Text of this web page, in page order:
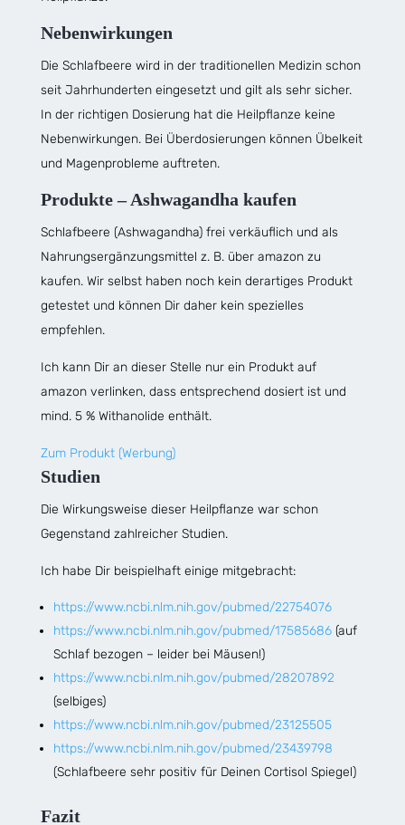
Nebenwirkungen
Die Schlafbeere wird in der traditionellen Medizin schon
seit Jahrhunderten eingesetzt und gilt als sehr sicher.
In der richtigen Dosierung hat die Heilpflanze keine
Nebenwirkungen. Bei Überdosierungen können Übelkeit
und Magenprobleme auftreten.
Produkte – Ashwagandha kaufen
Schlafbeere (Ashwagandha) frei verkäuflich und als
Nahrungsergänzungsmittel z. B. über amazon zu
kaufen. Wir selbst haben noch kein derartiges Produkt
getestet und können Dir daher kein spezielles
empfehlen.
Ich kann Dir an dieser Stelle nur ein Produkt auf
amazon verlinken, dass entsprechend dosiert ist und
mind. 5 % Withanolide enthält.
Zum Produkt (Werbung)
Studien
Die Wirkungsweise dieser Heilpflanze war schon
Gegenstand zahlreicher Studien.
Ich habe Dir beispielhaft einige mitgebracht:
https://www.ncbi.nlm.nih.gov/pubmed/22754076
https://www.ncbi.nlm.nih.gov/pubmed/17585686(auf
Schlaf bezogen – leider bei Mäusen!)
https://www.ncbi.nlm.nih.gov/pubmed/28207892
(selbiges)
https://www.ncbi.nlm.nih.gov/pubmed/23125505
https://www.ncbi.nlm.nih.gov/pubmed/23439798
(Schlafbeere sehr positiv für Deinen Cortisol Spiegel)
Fazit